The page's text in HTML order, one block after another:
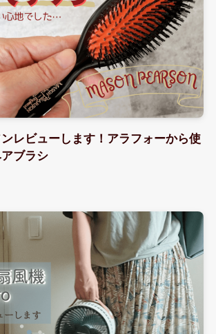
レビューします！アラフォーから使
ブラシ